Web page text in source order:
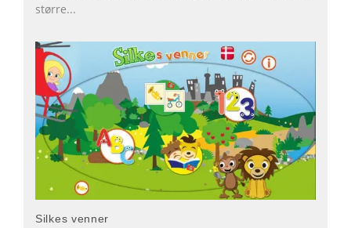
større...
Silkes venner